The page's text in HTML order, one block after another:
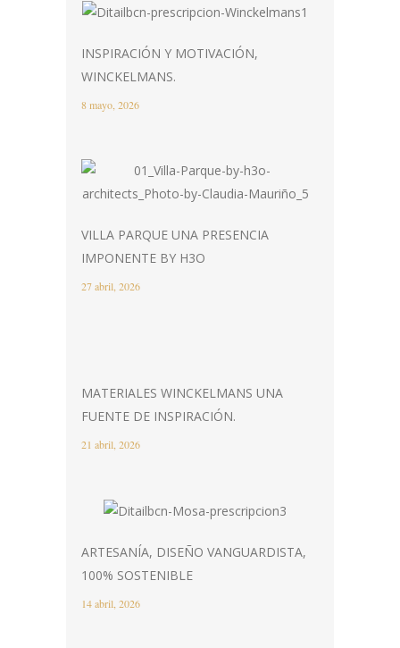
INSPIRACIÓN Y MOTIVACIÓN,
WINCKELMANS.
8 mayo, 2026
VILLA PARQUE UNA PRESENCIA
IMPONENTE BY H3O
27 abril, 2026
MATERIALES WINCKELMANS UNA
FUENTE DE INSPIRACIÓN.
21 abril, 2026
ARTESANÍA, DISEÑO VANGUARDISTA,
100% SOSTENIBLE
14 abril, 2026